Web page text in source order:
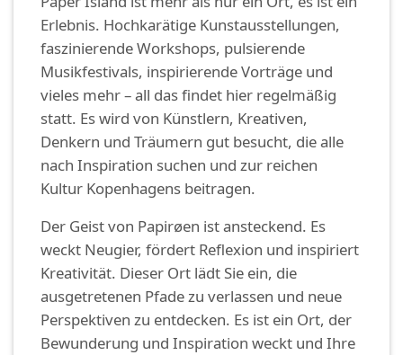
Erlebnis. Hochkarätige Kunstausstellungen,
faszinierende Workshops, pulsierende
Musikfestivals, inspirierende Vorträge und
vieles mehr – all das findet hier regelmäßig
statt. Es wird von Künstlern, Kreativen,
Denkern und Träumern gut besucht, die alle
nach Inspiration suchen und zur reichen
Kultur Kopenhagens beitragen.
Der Geist von Papirøen ist ansteckend. Es
weckt Neugier, fördert Reflexion und inspiriert
Kreativität. Dieser Ort lädt Sie ein, die
ausgetretenen Pfade zu verlassen und neue
Perspektiven zu entdecken. Es ist ein Ort, der
Bewunderung und Inspiration weckt und Ihre